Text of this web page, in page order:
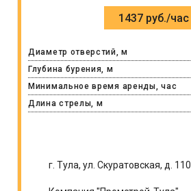
1437 руб./час
Диаметр отверстий, м
Глубина бурения, м
Минимальное время аренды, час
Длина стрелы, м
г. Тула, ул. Скуратовская, д. 110